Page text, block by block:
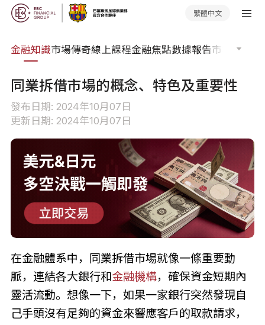
繁體中文
金融知識市場傳奇線上課程金融焦點數據報告市場分析
同業拆借市場的概念、特色及重要性
發布日期: 2024年10月07日
更新日期: 2024年10月07日
在金融體系中，同業拆借市場就像一條重要動
脈，連結各大銀行和金融機構，確保資金短期內
靈活流動。想像一下，如果一家銀行突然發現自
己手頭沒有足夠的資金來響應客戶的取款請求，